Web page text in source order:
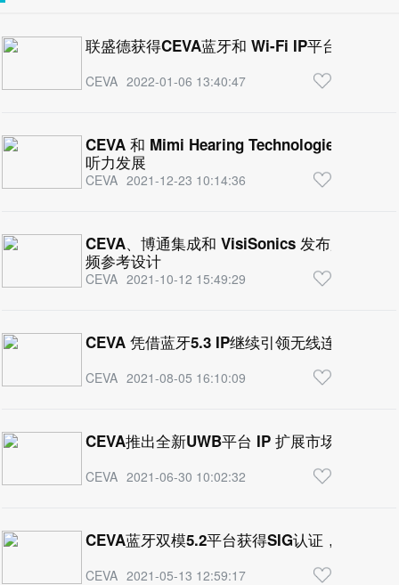
联盛德获得CEVA蓝牙和 Wi-Fi IP平台授权许
CEVA 2022-01-06 13:40:47
CEVA 和 Mimi Hearing Technologies合作为
听力发展
CEVA 2021-12-23 10:14:36
CEVA、博通集成和 VisiSonics 发布用于耳机
频参考设计
CEVA 2021-10-12 15:49:29
CEVA 凭借蓝牙5.3 IP继续引领无线连接技术
CEVA 2021-08-05 16:10:09
CEVA推出全新UWB平台 IP 扩
CEVA 2021-06-30 10:02:32
CEVA蓝牙双模5.2平台获得SIG认证， 加速
CEVA 2021-05-13 12:59:17